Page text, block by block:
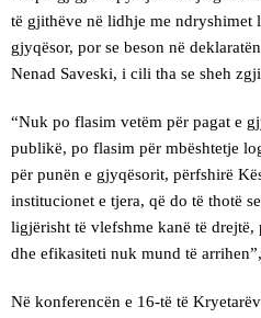
të gjithëve në lidhje me ndryshimet
gjyqësor, por se beson në
Nenad Saveski, i cili tha se sheh
“Nuk po flasim vetëm për pagat e
publikë, po flasim për mbështetje
për punën e gjyqësorit, përfshirë
institucionet e tjera, që do të thotë
ligjërisht të vlefshme kanë të drejtë,
dhe efikasiteti nuk mund të
Në konferencën e 16-të të